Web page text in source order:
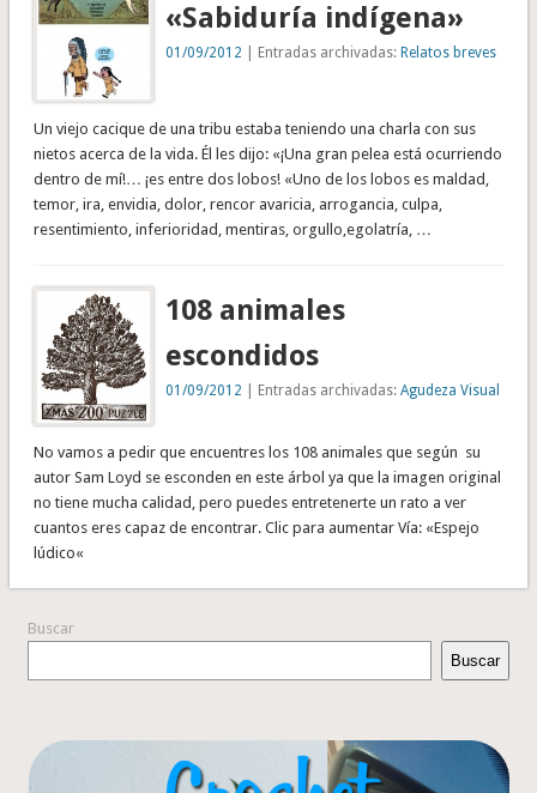
«Sabiduría indígena»
01/09/2012 | Entradas archivadas: Relatos breves
Un viejo cacique de una tribu estaba teniendo una charla con sus
nietos acerca de la vida. Él les dijo: «¡Una gran pelea está ocurriendo
dentro de mí!… ¡es entre dos lobos! «Uno de los lobos es maldad,
temor, ira, envidia, dolor, rencor avaricia, arrogancia, culpa,
resentimiento, inferioridad, mentiras, orgullo,egolatría, …
108 animales
escondidos
01/09/2012 | Entradas archivadas:Agudeza Visual
No vamos a pedir que encuentres los 108 animales que según su
autor Sam Loyd se esconden en este árbol ya que la imagen original
no tiene mucha calidad, pero puedes entretenerte un rato a ver
cuantos eres capaz de encontrar. Clic para aumentar Vía: «Espejo
lúdico«
Buscar
Buscar